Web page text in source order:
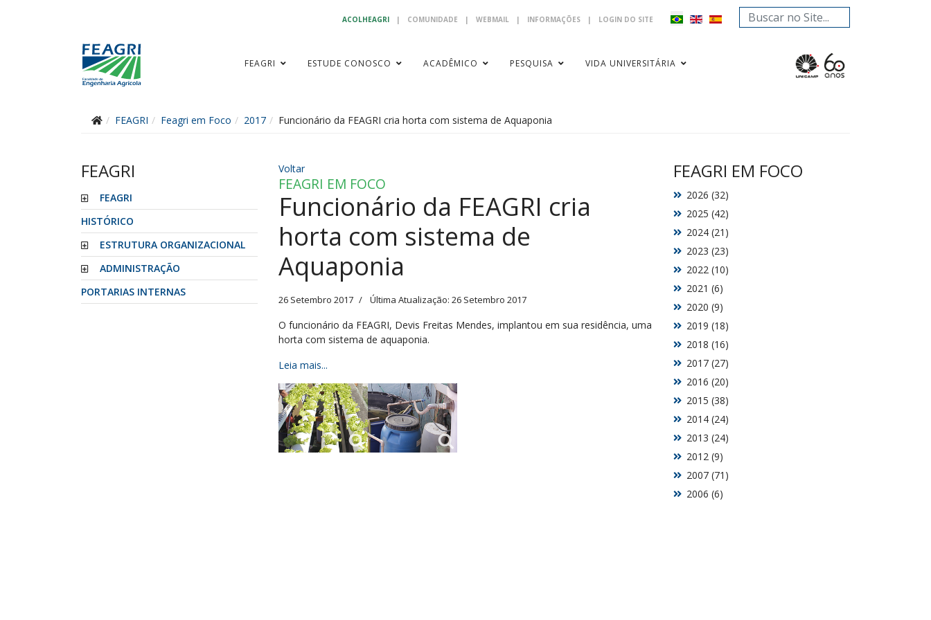
ACOLHEAGRI | COMUNIDADE | WEBMAIL | INFORMAÇÕES | LOGIN DO SITE Pesquisar...
FEAGRI ESTUDE CONOSCO ACADÊMICO PESQUISA VIDA UNIVERSITÁRIA
FEAGRI Feagri em Foco 2017 Funcionário da FEAGRI cria horta com sistema de Aquaponia
FEAGRI
FEAGRI
HISTÓRICO
ESTRUTURA ORGANIZACIONAL
ADMINISTRAÇÃO
PORTARIAS INTERNAS
Voltar
FEAGRI EM FOCO
Funcionário da FEAGRI cria
horta com sistema de
Aquaponia
26 Setembro 2017 Última Atualização: 26 Setembro 2017
O funcionário da FEAGRI, Devis Freitas Mendes, implantou em sua residência, uma
horta com sistema de aquaponia.
Leia mais...
FEAGRI EM FOCO
2006 (6)
2007 (71)
2012 (9)
2013 (24)
2014 (24)
2015 (38)
2016 (20)
2017 (27)
2018 (16)
2019 (18)
2020 (9)
2021 (6)
2022 (10)
2023 (23)
2024 (21)
2025 (42)
2026 (32)